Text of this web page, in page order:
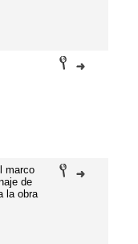
marco
de
la obra